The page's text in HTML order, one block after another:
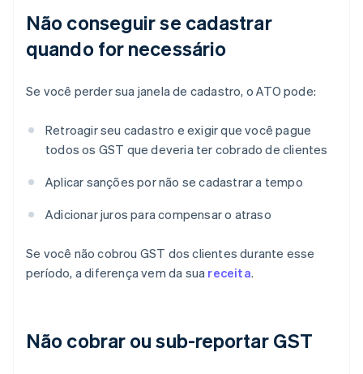
Não conseguir se cadastrar
quando for necessário
Se você perder sua janela de cadastro, o ATO pode:
Retroagir seu cadastro e exigir que você pague
todos os GST que deveria ter cobrado de clientes
Aplicar sanções por não se cadastrar a tempo
Adicionar juros para compensar o atraso
Se você não cobrou GST dos clientes durante esse
período, a diferença vem da sua receita.
Não cobrar ou sub-reportar GST